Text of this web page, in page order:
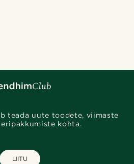
teada uute toodete, viimaste
kohta.
LIITU